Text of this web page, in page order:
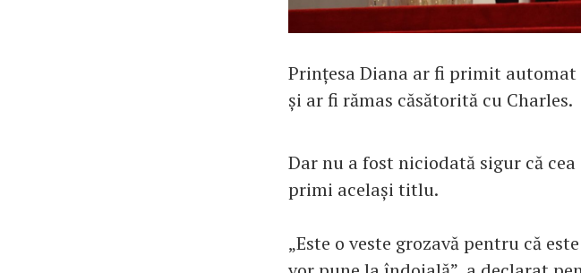
Prințesa Diana ar fi primit
și ar fi rămas căsătorită cu Charles.
Dar nu a fost niciodată sigur că
primi același titlu.
„Este o veste grozavă pentru că